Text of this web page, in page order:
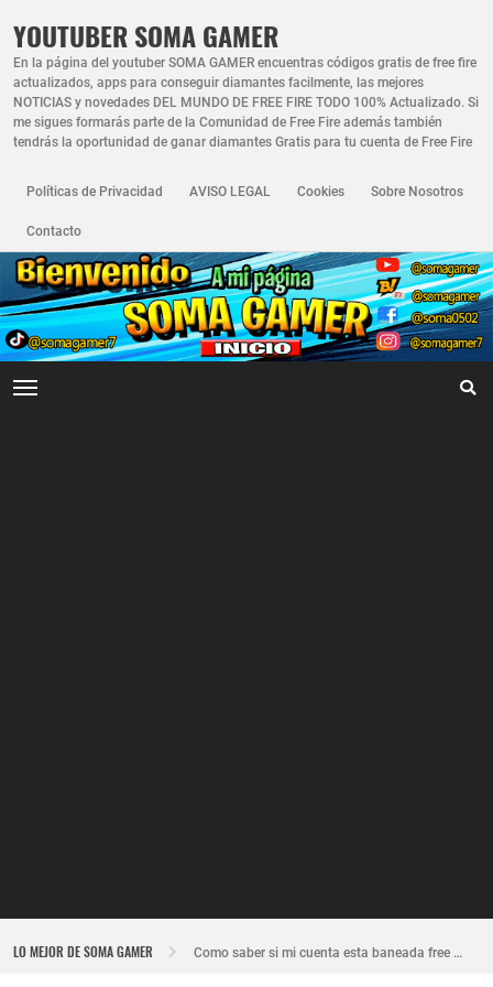
YOUTUBER SOMA GAMER
En la página del youtuber SOMA GAMER encuentras códigos gratis de free fire
actualizados, apps para conseguir diamantes facilmente, las mejores
NOTICIAS y novedades DEL MUNDO DE FREE FIRE TODO 100% Actualizado. Si
me sigues formarás parte de la Comunidad de Free Fire además también
tendrás la oportunidad de ganar diamantes Gratis para tu cuenta de Free Fire
Políticas de Privacidad AVISO LEGAL Cookies Sobre Nosotros
Contacto
LO MEJOR DE SOMA GAMER Como saber si mi cuenta esta baneada free fire